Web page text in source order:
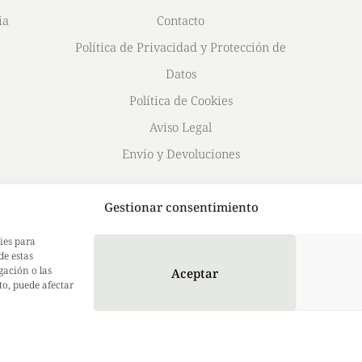
Gestionar consentimiento
para
estas
o las
puede afectar
Aceptar
Contacto
Política de Privacidad y Protección de
Datos
Política de Cookies
Aviso Legal
Envío y Devoluciones